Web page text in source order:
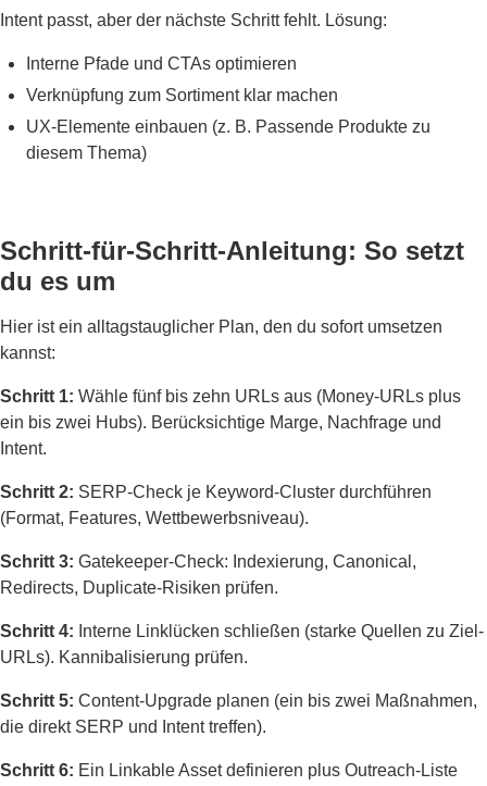
Intent passt, aber der nächste Schritt fehlt. Lösung:
Interne Pfade und CTAs optimieren
Verknüpfung zum Sortiment klar machen
UX-Elemente einbauen (z. B. Passende Produkte zu
diesem Thema)
Schritt-für-Schritt-Anleitung: So setzt
du es um
Hier ist ein alltagstauglicher Plan, den du sofort umsetzen
kannst:
Schritt 1: Wähle fünf bis zehn URLs aus (Money-URLs plus
ein bis zwei Hubs). Berücksichtige Marge, Nachfrage und
Intent.
Schritt 2: SERP-Check je Keyword-Cluster durchführen
(Format, Features, Wettbewerbsniveau).
Schritt 3: Gatekeeper-Check: Indexierung, Canonical,
Redirects, Duplicate-Risiken prüfen.
Schritt 4: Interne Linklücken schließen (starke Quellen zu Ziel-
URLs). Kannibalisierung prüfen.
Schritt 5: Content-Upgrade planen (ein bis zwei Maßnahmen,
die direkt SERP und Intent treffen).
Schritt 6: Ein Linkable Asset definieren plus Outreach-Liste